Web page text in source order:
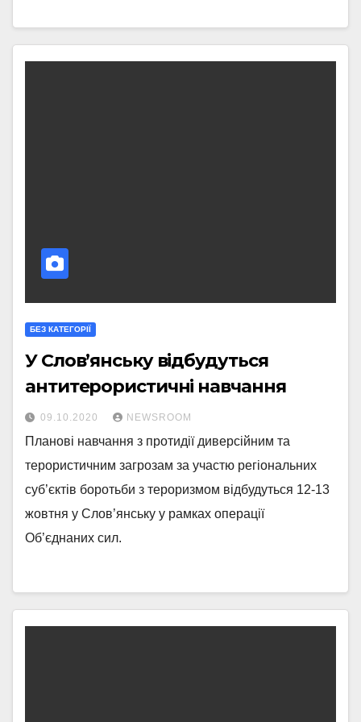
БЕЗ КАТЕГОРІЇ
У Слов’янську відбудуться
антитерористичні навчання
09.10.2020 NEWSROOM
Планові навчання з протидії диверсійним та
терористичним загрозам за участю регіональних
суб’єктів боротьби з тероризмом відбудуться 12-13
жовтня у Слов’янську у рамках операції
Об’єднаних сил.